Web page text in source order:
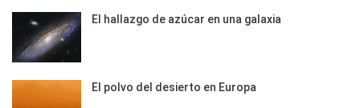
El hallazgo de azúcar en una galaxia
El polvo del desierto en Europa